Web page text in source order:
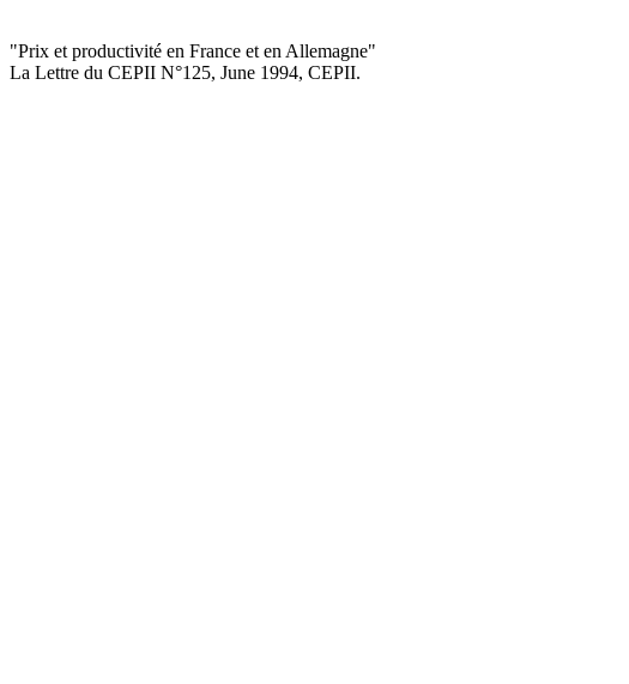
"Prix et productivité en France et en Allemagne"
La Lettre du CEPII N°125, June 1994, CEPII.